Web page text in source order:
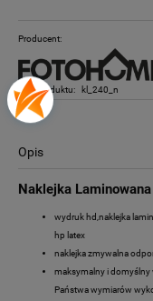
Producent:
Kod produktu: kl_240_n
Opis
Naklejka
wydruk hd,naklejka
hp latex
naklejka zmywalna
maksymalny i domyślny
Państwa wymiarów